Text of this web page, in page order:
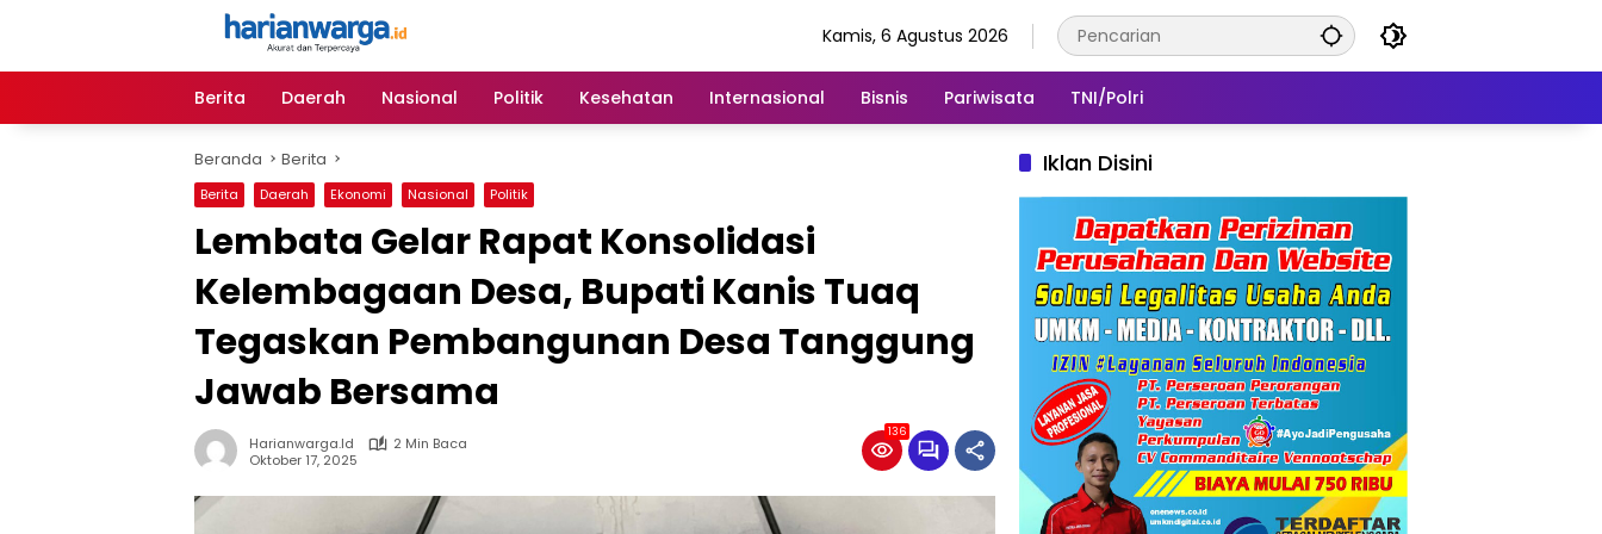
Kamis, 6 Agustus 2026
Berita Daerah Nasional Politik Kesehatan Internasional Bisnis Pariwisata TNI/Polri
Beranda Berita
Berita Daerah Ekonomi Nasional Politik
Lembata Gelar Rapat Konsolidasi
Kelembagaan Desa, Bupati Kanis Tuaq
Tegaskan Pembangunan Desa Tanggung
Jawab Bersama
Harianwarga.id
2 Min Baca
Oktober 17, 2025
136
Iklan Disini